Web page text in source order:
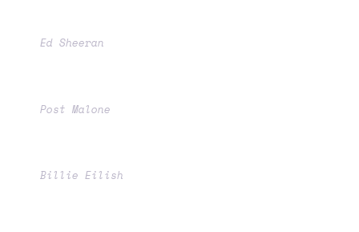
Ed Sheeran
Post Malone
Billie Eilish